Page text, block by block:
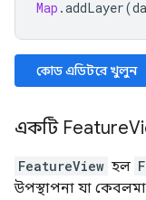
Map .addLayer(
কোড এডিটরে খুলুন
একটি
FeatureView হল
উপস্থাপনা যা